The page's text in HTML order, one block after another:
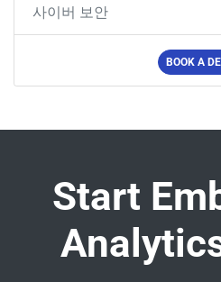
사이버 보안
BOOK A
Start